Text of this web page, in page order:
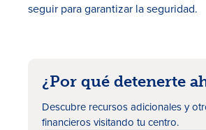
seguir para garantizar la seguridad.
¿Por qué detenerte
Descubre recursos adicionalesy
financieros visitando tu centro.